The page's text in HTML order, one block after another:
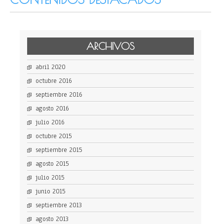
ARCHIVOS
abril 2020
octubre 2016
septiembre 2016
agosto 2016
julio 2016
octubre 2015
septiembre 2015
agosto 2015
julio 2015
junio 2015
septiembre 2013
agosto 2013